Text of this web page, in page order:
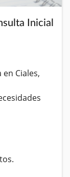
Inicial
Ciales,